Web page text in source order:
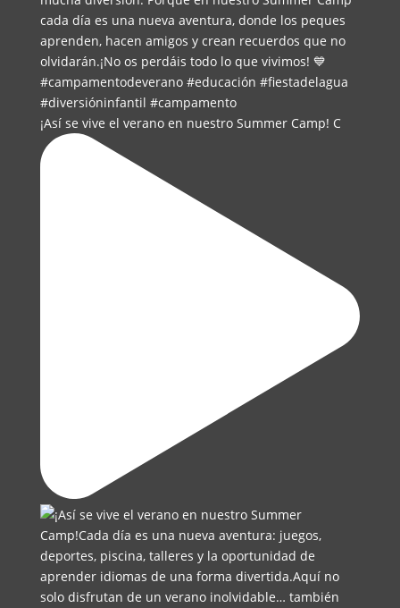
¡Así se vive el verano en nuestro Summer Camp! C